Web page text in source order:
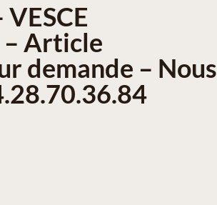
VESCE
Article
demande – Nous